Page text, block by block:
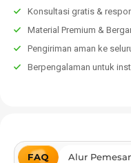
Konsultasi gratis &
Material Premium &
Pengiriman aman ke
Berpengalaman untuk
FAQ Alur